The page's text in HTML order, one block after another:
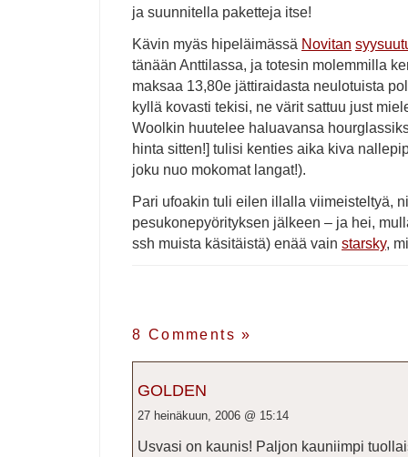
ja suunnitella paketteja itse!
Kävin myäs hipeläimässä Novitan
tänään Anttilassa, ja totesin molemmilla
maksaa 13,80e jättiraidasta neulotuista
kyllä kovasti tekisi, ne värit sattuu just
Woolkin huutelee haluavansa
hinta sitten!] tulisi kenties aika kiva
joku nuo mokomat langat!).
Pari ufoakin tuli eilen illalla viimeisteltyä,
pesukonepyörityksen jälkeen – ja hei,
ssh muista käsitäistä) enää vain starsky,
8 Comments»
GOLDEN
27 heinäkuun, 2006 @ 15:14
Usvasi on kaunis! Paljon kauniimpi